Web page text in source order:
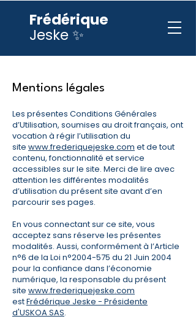
Frédérique
Jeske ✨
Mentions légales
Les présentes Conditions Générales
d’Utilisation, soumises au droit français, ont
vocation à régir l’utilisation du
site www.frederiquejeske.com et de tout
contenu, fonctionnalité et service
accessibles sur le site. Merci de lire avec
attention les différentes modalités
d’utilisation du présent site avant d’en
parcourir ses pages.
En vous connectant sur ce site, vous
acceptez sans réserve les présentes
modalités. Aussi, conformément à l’Article
n°6 de la Loi n°2004-575 du 21 Juin 2004
pour la confiance dans l’économie
numérique, la responsable du présent
site www.frederiquejeske.com
estFrédérique Jeske - Présidente
d'USKOA SAS.